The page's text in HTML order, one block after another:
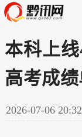
本科上
高考成
2026-07-06 20:32